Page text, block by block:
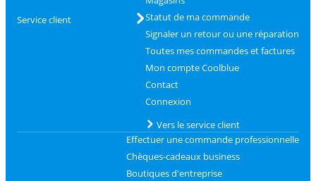
Service client
Statut de ma commande
Signaler un retour ou une réparation
Toutes mes commandes et factures
Mon compte Coolblue
Contact
Connexion
Vers le service client
Effectuer une commande professionnelle
Chèques-cadeaux business
Boutiques d'entreprise